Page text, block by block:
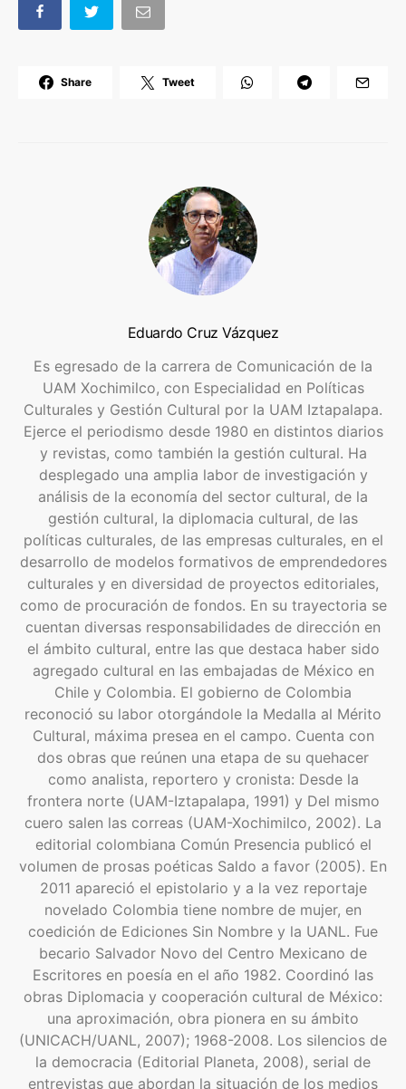
Share Tweet
Eduardo Cruz Vázquez
Es egresado de la carrera de Comunicación de la
UAM Xochimilco, con Especialidad en Políticas
Culturales y Gestión Cultural por la UAM Iztapalapa.
Ejerce el periodismo desde 1980 en distintos diarios
y revistas, como también la gestión cultural. Ha
desplegado una amplia labor de investigación y
análisis de la economía del sector cultural, de la
gestión cultural, la diplomacia cultural, de las
políticas culturales, de las empresas culturales, en el
desarrollo de modelos formativos de emprendedores
culturales y en diversidad de proyectos editoriales,
como de procuración de fondos. En su trayectoria se
cuentan diversas responsabilidades de dirección en
el ámbito cultural, entre las que destaca haber sido
agregado cultural en las embajadas de México en
Chile y Colombia. El gobierno de Colombia
reconoció su labor otorgándole la Medalla al Mérito
Cultural, máxima presea en el campo. Cuenta con
dos obras que reúnen una etapa de su quehacer
como analista, reportero y cronista: Desde la
frontera norte (UAM-Iztapalapa, 1991) y Del mismo
cuero salen las correas (UAM-Xochimilco, 2002). La
editorial colombiana Común Presencia publicó el
volumen de prosas poéticas Saldo a favor (2005). En
2011 apareció el epistolario y a la vez reportaje
novelado Colombia tiene nombre de mujer, en
coedición de Ediciones Sin Nombre y la UANL. Fue
becario Salvador Novo del Centro Mexicano de
Escritores en poesía en el año 1982. Coordinó las
obras Diplomacia y cooperación cultural de México:
una aproximación, obra pionera en su ámbito
(UNICACH/UANL, 2007); 1968-2008. Los silencios de
la democracia (Editorial Planeta, 2008), serial de
entrevistas que abordan la situación de los medios